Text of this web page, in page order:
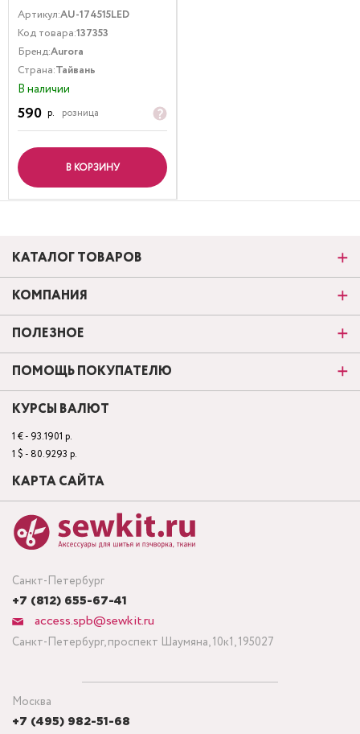
Артикул:AU-174515LED
Код товара:137353
Бренд:Aurora
Страна:Тайвань
В наличии
590 р. розница
В КОРЗИНУ
Санкт-Петербург
+7 (812) 655-67-41
access.spb@sewkit.ru
Санкт-Петербург, проспект Шаумяна, 10к1, 195027
Москва
+7 (495) 982-51-68
КАТАЛОГ ТОВАРОВ
КОМПАНИЯ
ПОЛЕЗНОЕ
ПОМОЩЬ ПОКУПАТЕЛЮ
КУРСЫ ВАЛЮТ
1 € - 93.1901 р.
1 $ - 80.9293 р.
КАРТА САЙТА